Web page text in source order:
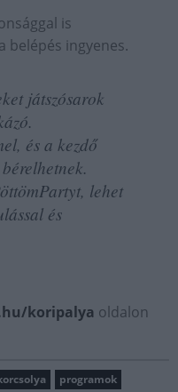
is
belépés ingyenes.
játszósarok
és a kezdő
lehet
és
koripalya oldalon
programok